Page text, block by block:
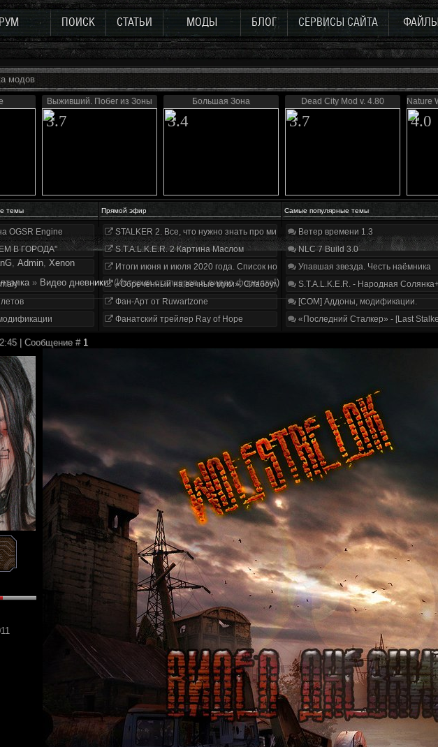
ПОИСК СТАТЬИ МОДЫ БЛОГ СЕРВИСЫ САЙТА
модов
Выживший. Побег из Зоны
3.7
Большая Зона
3.4
Dead City Mod v. 4.80
3.7
Nature
4.0
темы Прямой эфир Самые популярные темы
OGSR Engine
В ГОРОДА"
STALKER 2. Все, что нужно знать про мир, геймплей и сюжет | Разбор трейлера
S.T.A.L.K.E.R. 2 Картина Маслом
Итоги июня и июля 2020 года. Список нововведений
«Обречённый на вечные муки». Слабоумие и отвага
Фан-Арт от Ruwartzone
Фанатский трейлер Ray of Hope
Ветер времени 1.3
NLC 7 Build 3.0
Упавшая звезда. Честь наёмника
S.T.A.L.K.E.R. - Народная
[COM] Аддоны, модификации.
«Последний Сталкер» - [Last
, Аdmin, Xenon
» Видео дневники! (Истории сталкеров в видео формате!)
| Сообщение # 1